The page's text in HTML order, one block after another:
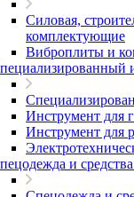
Силовая,
комплектующие
Виброплиты и
Инструмент для
Инструмент для
и